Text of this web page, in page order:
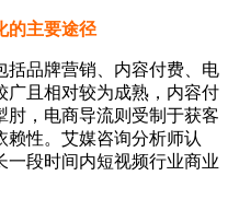
的主要途径
品牌营销、内容付费、电
广且相对较为成熟，内容付
肘，电商导流则受制于获客
赖性。艾媒咨询分析师认
一段时间内短视频行业商业